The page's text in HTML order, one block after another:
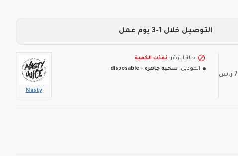
حالة التوفر: نفذت الكمية
الموديل: سحبه جاهزة - disposable
Nasty
التوصيل خلال 1-3 يوم عمل